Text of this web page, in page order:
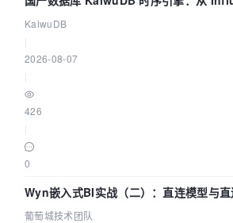
技术路径
KaiwuDB
2026-08-07
426
0
Wyn嵌入式BI实战（二）：直连模型与
参数为什么不生效？| 葡萄城技术团队
葡萄城技术团队